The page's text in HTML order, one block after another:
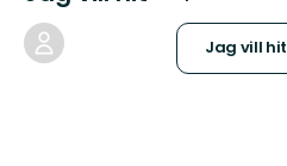
Jag vill hit